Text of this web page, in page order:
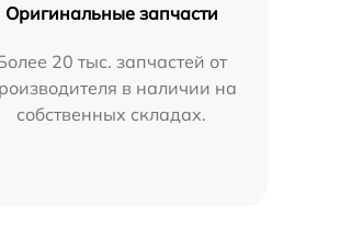
Оригинальные запчасти
20 тыс. запчастей от
в наличии на
собственных складах.